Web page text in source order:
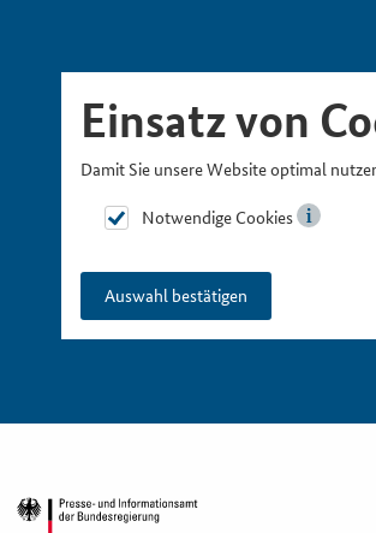
Einsatz von
Damit Sie unsere Website optimal
Notwendige Cookies
Auswahl bestätigen